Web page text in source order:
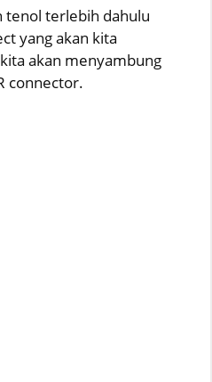
tenol terlebih dahulu
yang akan kita
akan menyambung
connector.